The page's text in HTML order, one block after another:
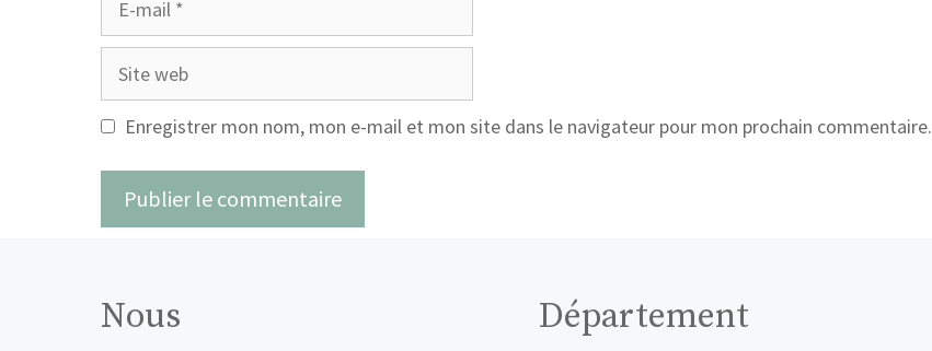
Site
Enregistrer mon nom, mon e-mail et mon site dans le navigateur pour mon prochain commentaire.
Nous Département